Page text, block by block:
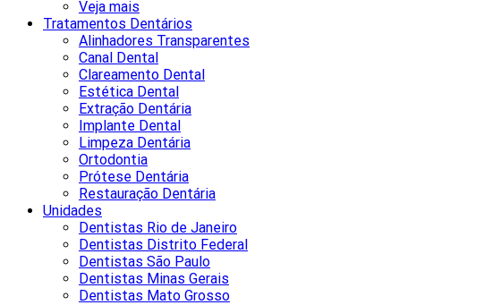
Veja mais
Tratamentos Dentários
Alinhadores Transparentes
Canal Dental
Clareamento Dental
Estética Dental
Extração Dentária
Implante Dental
Limpeza Dentária
Ortodontia
Prótese Dentária
Restauração Dentária
Unidades
Dentistas Rio de Janeiro
Dentistas Distrito Federal
Dentistas São Paulo
Dentistas Minas Gerais
Dentistas Mato Grosso